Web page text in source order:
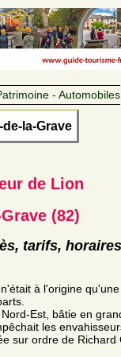
- Automobiles
la-Grave
de Lion
(82)
tarifs, horaires
à l'origine
Est, bâtie en
les
sur ordre de Richard